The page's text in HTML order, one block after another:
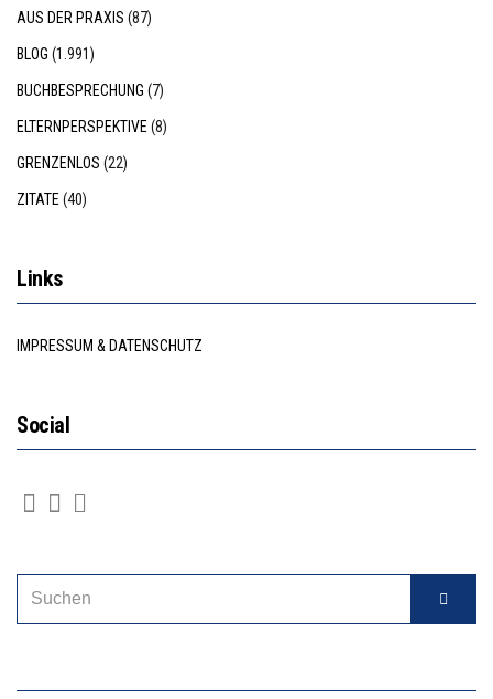
AUS DER PRAXIS (87)
BLOG (1.991)
BUCHBESPRECHUNG (7)
ELTERNPERSPEKTIVE (8)
GRENZENLOS (22)
ZITATE (40)
Links
IMPRESSUM & DATENSCHUTZ
Social